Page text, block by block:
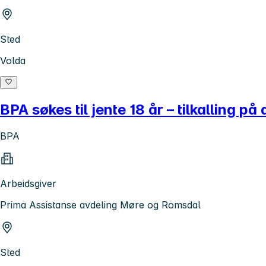
Sted
Volda
BPA søkes til jente 18 år – tilkalling på
BPA
Arbeidsgiver
Prima Assistanse avdeling Møre og Romsdal
Sted